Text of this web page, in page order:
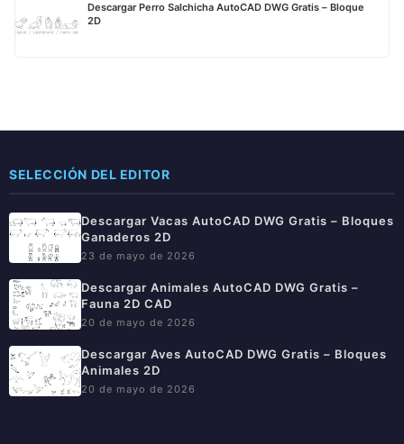
Descargar Perro Salchicha AutoCAD DWG Gratis – Bloque
2D
SELECCIÓN DEL EDITOR
Descargar Vacas AutoCAD DWG Gratis – Bloques
Ganaderos 2D
23 de mayo de 2026
Descargar Animales AutoCAD DWG Gratis –
Fauna 2D CAD
20 de mayo de 2026
Descargar Aves AutoCAD DWG Gratis – Bloques
Animales 2D
20 de mayo de 2026